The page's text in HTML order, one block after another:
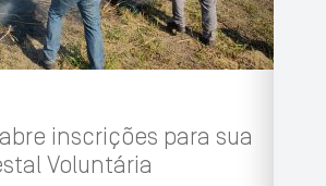
inscrições para sua
Voluntária